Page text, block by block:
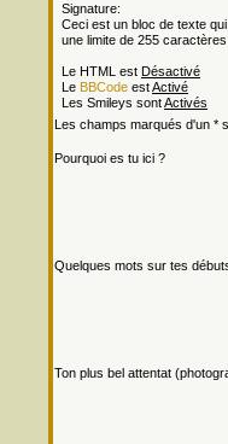
Signature:
Ceci est un bloc de texte
une limite de 255 caractères
Le HTML est Désactivé
Le BBCode estActivé
Les Smileys sontActivés
Les champs marqués d'un *
Pourquoi es tu ici ?
Quelques mots sur tes
Ton plus bel attentat